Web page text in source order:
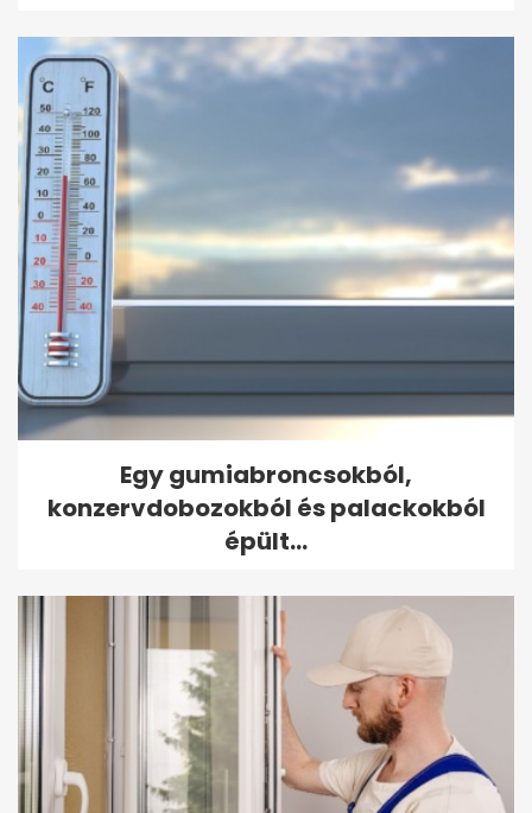
Egy gumiabroncsokból,
konzervdobozokból és palackokból
épült...